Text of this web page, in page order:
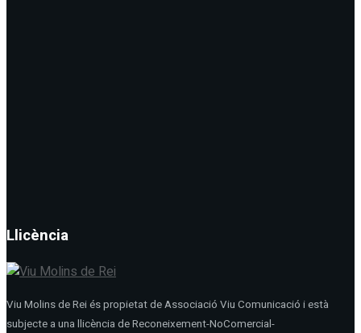
Llicència
Viu Molins de Rei és propietat de Associació Viu Comunicació i està
subjecte a una llicència de Reconeixement-NoComercial-